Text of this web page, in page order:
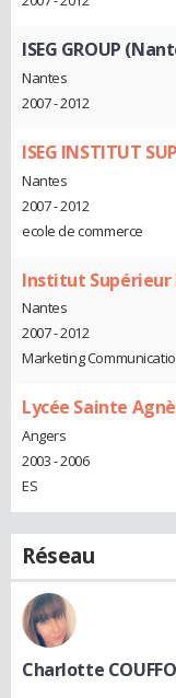
ISEG GROUP
Nantes
2007 - 2012
ISEG INSTITUT
Nantes
2007 - 2012
ecole de commerce
Institut Supérieur
Nantes
2007 - 2012
Marketing
Lycée Sainte
Angers
2003 - 2006
ES
Réseau
Charlotte